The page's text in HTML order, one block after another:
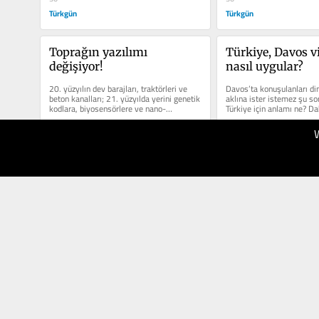
Türkgün Türkgün
Toprağın yazılımı
değişiyor!
20. yüzyılın dev barajları, traktörleri ve
beton kanalları; 21. yüzyılda yerini genetik
kodlara, biyosensörlere ve nano-
moleküllere...
Türkiye, Davos
nasıl uygular?
Davos’ta konuşulanları
aklına ister istemez şu
Türkiye için anlamı ne?
bu vizyonu...